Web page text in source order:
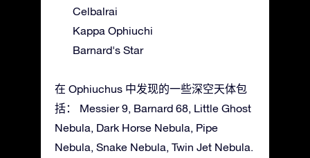
Celbalrai
Kappa Ophiuchi
Barnard's Star
在 Ophiuchus 中发现的一些深空天体包
括： Messier 9, Barnard 68, Little Ghost
Nebula, Dark Horse Nebula, Pipe
Nebula, Snake Nebula, Twin Jet Nebula.